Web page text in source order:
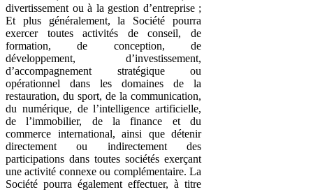
divertissement ou à la gestion d’entreprise ;
Et plus généralement, la Société pourra
exercer toutes activités de conseil, de
formation, de conception, de
développement, d’investissement,
d’accompagnement stratégique ou
opérationnel dans les domaines de la
restauration, du sport, de la communication,
du numérique, de l’intelligence artificielle,
de l’immobilier, de la finance et du
commerce international, ainsi que détenir
directement ou indirectement des
participations dans toutes sociétés exerçant
une activité connexe ou complémentaire. La
Société pourra également effectuer, à titre